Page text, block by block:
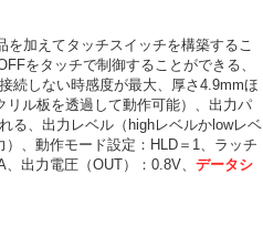
加えてタッチスイッチを構築するこ
をタッチで制御することができる、
続しない時感度が最大、厚さ4.9mmほ
ル板を透過して動作可能）、出力パ
る、出力レベル（highレベルかlowレベ
、動作モード設定：HLD＝1、ラッチ
出力電圧（OUT）：0.8V、 データシ